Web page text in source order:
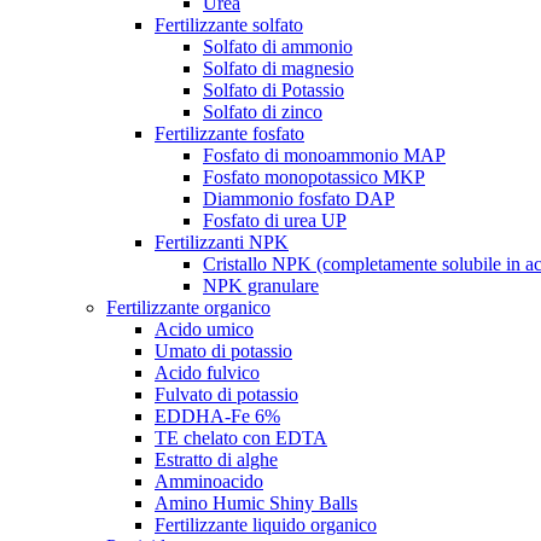
Fertilizzante solfato
Solfato di ammonio
Solfato di magnesio
Solfato di Potassio
Solfato di zinco
Fertilizzante fosfato
Fosfato di monoammonio MAP
Fosfato monopotassico MKP
Diammonio fosfato DAP
Fosfato di urea UP
Fertilizzanti NPK
Cristallo NPK (completamente solubile in
NPK granulare
Fertilizzante organico
Acido umico
Umato di potassio
Acido fulvico
Fulvato di potassio
EDDHA-Fe 6%
TE chelato con EDTA
Estratto di alghe
Amminoacido
Amino Humic Shiny Balls
Fertilizzante liquido organico